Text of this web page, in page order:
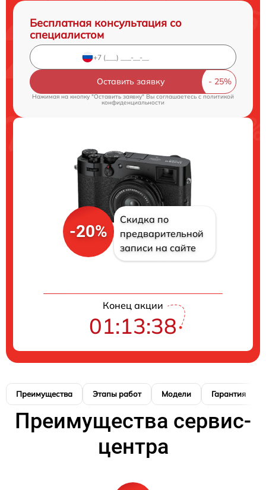
Бесплатная консультация со
специалистом
Оставить заявку
Нажимая на кнопку "Оставить заявку" Вы соглашаетесь c политикой
конфиденциальности
-20%
Скидка по
предварительной
записи на сайте
Конец акции
01:13:37
Преимущества Этапы работ Модели Гарантия
Преимущества сервис-
центра